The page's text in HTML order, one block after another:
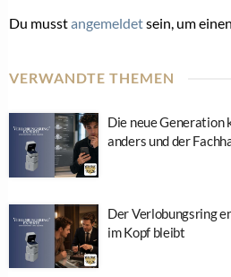
Du musstangemeldetsein, um
VERWANDTE THEMEN
Die neue Generation
anders und der
Der Verlobungsring
im Kopf bleibt